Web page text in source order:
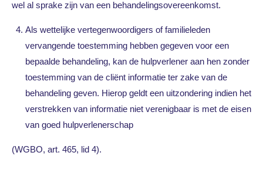
wel al sprake zijn van een behandelingsovereenkomst.
Als wettelijke vertegenwoordigers of familieleden
vervangende toestemming hebben gegeven voor een
bepaalde behandeling, kan de hulpverlener aan hen zonder
toestemming van de cliënt informatie ter zake van de
behandeling geven. Hierop geldt een uitzondering indien het
verstrekken van informatie niet verenigbaar is met de eisen
van goed hulpverlenerschap
(WGBO, art. 465, lid 4).